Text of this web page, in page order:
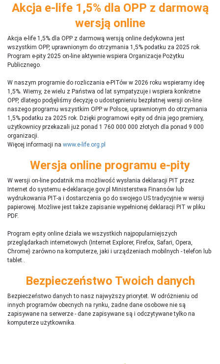
Akcja e-life 1,5% dla OPP z darmową
wersją online
Akcja e-life 1,5% dla OPP z darmową wersją online dedykowna jest
wszystkim OPP, uprawnionym do otrzymania 1,5% podatku za 2025 rok.
Program e-pity 2025 on-line aktywnie wspiera Organizacje Pożytku
Publicznego.
W naszym programie do rozliczania e-PITów w 2026 roku wspieramy ideę
1,5%. Wiemy, że wielu z Państwa od lat sympatyzuje i wspiera konkretne
OPP, dlatego podjęliśmy decyzję o udostępnieniu bezpłatnej wersji on-line
naszego programu wszystkim OPP w Polsce, uprawnionym do otrzymania
1,5% podatku za 2025 rok. Dzięki programowi e-pity od dnia jego premiery,
użytkownicy przekazali już ponad 1 760 000 000 złotych dla ponad 9 000
organizacji.
Więcej informacji na www.e-life.org.pl
Wersja online programu e-pity
W wersji on-line podatnik ma możliwość wysłania deklaracji PIT przez
Internet do systemu e-deklaracje.gov.pl Ministerstwa Finansów lub
wydrukowania PIT-a i dostarczenia go do swojego US tradycyjnie w wersji
papierowej. Możliwe jest także zapisanie wypełnionej deklaracji PIT w pliku
PDF.
Program e-pity online działa we wszystkich najpopularniejszych
przeglądarkach internetowych (Internet Explorer, Firefox, Safari, Opera,
Chrome) zarówno na komputerze, jaki i urządzeniach mobilnych - telefon lub
tablet..
Bezpieczeństwo Twoich danych
Bezpieczeństwo danych to nasz najwyższy priorytet. W odróżnieniu od
innych programów obecnych na rynku, żadne dane osobowe nie są
zapisywane na serwerze - dane zapisywane są i odczytywane tylko na
komputerze użytkownika.